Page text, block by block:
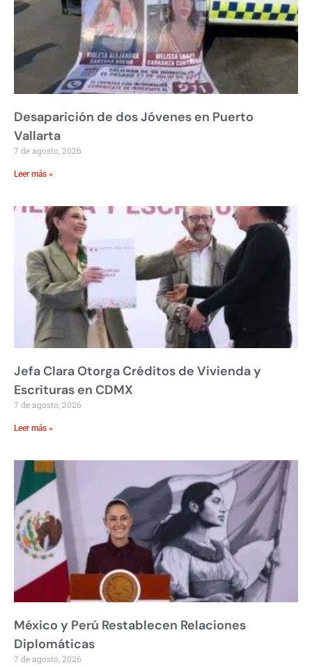
Desaparición de dos Jóvenes en Puerto
Vallarta
7 de agosto, 2026
Leer más »
Jefa Clara Otorga Créditos de Vivienda y
Escrituras en CDMX
7 de agosto, 2026
Leer más »
México y Perú Restablecen Relaciones
Diplomáticas
7 de agosto, 2026